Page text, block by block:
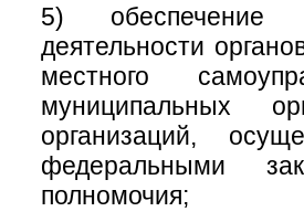
5) обеспечение
деятельности
местного
муниципальных
организаций,
федеральными
полномочия;